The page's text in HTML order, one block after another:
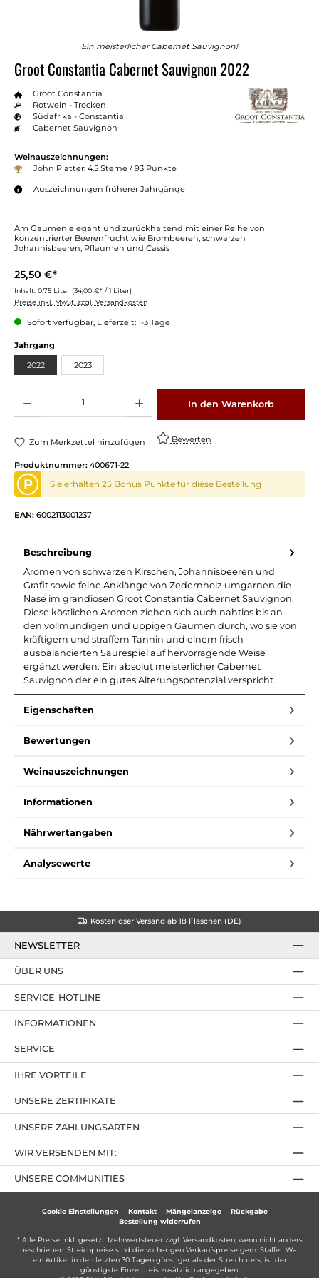
Ein meisterlicher Cabernet Sauvignon!
Groot Constantia Cabernet Sauvignon 2022
Groot Constantia
Rotwein - Trocken
Südafrika - Constantia
Cabernet Sauvignon
Weinauszeichnungen:
John Platter: 4.5 Sterne / 93 Punkte
Auszeichnungen früherer Jahrgänge
Am Gaumen elegant und zurückhaltend mit einer Reihe von
konzentrierter Beerenfrucht wie Brombeeren, schwarzen
Johannisbeeren, Pflaumen und Cassis
25,50 €*
Inhalt: 0.75 Liter (34,00 €* / 1 Liter)
Preise inkl. MwSt. zzgl. Versandkosten
Sofort verfügbar, Lieferzeit: 1-3 Tage
Jahrgang
2022 2023
In den Warenkorb
Zum Merkzettel hinzufügen Bewerten
Produktnummer: 400671-22
P Sie erhalten 25 Bonus Punkte für diese Bestellung
EAN: 6002113001237
Beschreibung
Aromen von schwarzen Kirschen, Johannisbeeren und
Grafit sowie feine Anklänge von Zedernholz umgarnen die
Nase im grandiosen Groot Constantia Cabernet Sauvignon.
Diese köstlichen Aromen ziehen sich auch nahtlos bis an
den vollmundigen und üppigen Gaumen durch, wo sie von
kräftigem und straffem Tannin und einem frisch
ausbalancierten Säurespiel auf hervorragende Weise
ergänzt werden. Ein absolut meisterlicher Cabernet
Sauvignon der ein gutes Alterungspotenzial verspricht.
Eigenschaften
Bewertungen
Weinauszeichnungen
Informationen
Nährwertangaben
Analysewerte
Kostenloser Versand ab 18 Flaschen (DE)
NEWSLETTER
SERVICE-HOTLINE
IHRE VORTEILE
UNSERE ZAHLUNGSARTEN
ÜBER UNS
UNSERE ZERTIFIKATE
INFORMATIONEN
SERVICE
UNSERE COMMUNITIES
WIR VERSENDEN MIT:
Cookie Einstellungen Kontakt Mängelanzeige
Rückgabe
Bestellung widerrufen
* Alle Preise inkl. gesetzl. Mehrwertsteuer zzgl. Versandkosten, wenn nicht anders
beschrieben. Streichpreise sind die vorherigen Verkaufspreise gem. Staffel. War
ein Artikel in den letzten 30 Tagen günstiger als der Streichpreis, ist der
günstigste Einzelpreis zusätzlich angegeben.